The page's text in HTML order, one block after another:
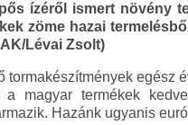
ízéről ismert növény
zöme hazai
Lévai Zsolt)
tormakészítmények egész
magyar termékek
Hazánk ugyanis